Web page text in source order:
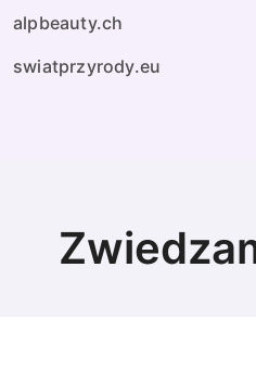
alpbeauty.ch
swiatprzyrody.eu